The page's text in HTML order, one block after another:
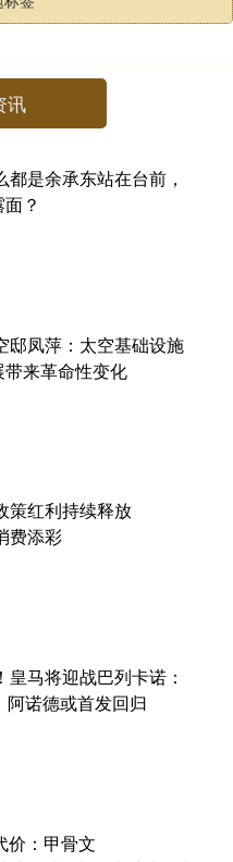
讯
是余承东站在台前，
？
邸凤萍：太空基础设施
来革命性变化
策红利持续释放
费添彩
马将迎战巴列卡诺：
诺德或首发回归
价：甲骨文